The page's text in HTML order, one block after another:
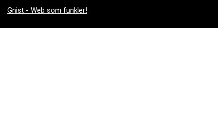
Gnist - Web som funkler!